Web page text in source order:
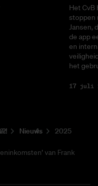
Het CvB
stoppen
Jansen,
de app
en
het
17 juli
Nieuws
2025
van Frank